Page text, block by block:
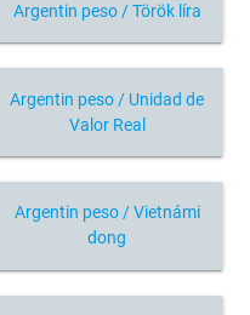
Argentin peso / Török líra
Argentin peso / Unidad de
Valor Real
Argentin peso / Vietnámi
dong